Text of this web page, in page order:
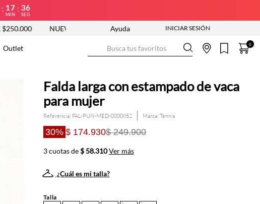
: 17
MIN
: 35
SEG
NUEVA COLECCIÓN ENTRA YA ENVÍO GRATIS DESDE $250.000
Ayuda
Outlet 0
Falda larga con estampado de vaca
para mujer
Referencia: FAL-PUN-MED-0000852 Tennis
30% $ 174.930$ 249.900
3 cuotas de$ 58.310 Ver más
¿Cuál es mi talla?
Talla